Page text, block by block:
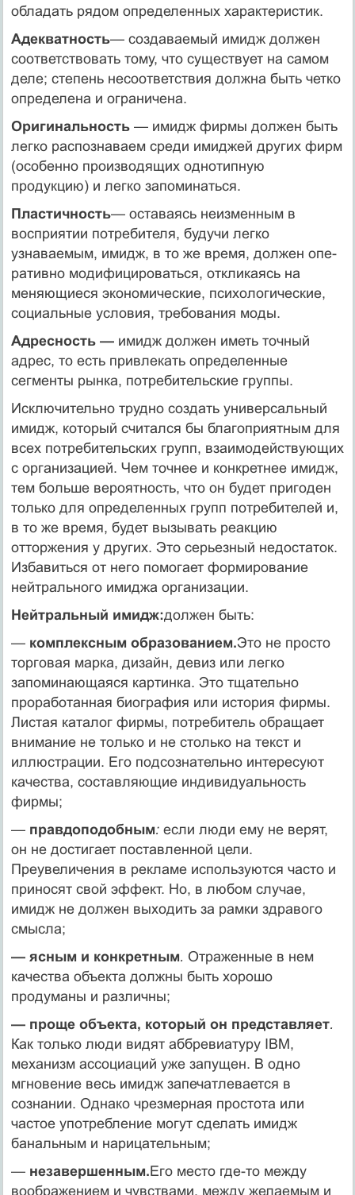
обладать рядом определенных характеристик.
Адекватность— создаваемый имидж должен
соответствовать тому, что существует на самом
деле; степень несоответствия должна быть четко
определена и ограничена.
Оригинальность— имидж фирмы должен быть
легко распо­знаваем среди имиджей других фирм
(особенно производящих однотипную
продукцию) и легко запоминаться.
Пластичность— оставаясь неизменным в
восприятии потреби­теля, будучи легко
узнаваемым, имидж, в то же время, должен опе­
ративно модифицироваться, откликаясь на
меняющиеся экономиче­ские, психологические,
социальные условия, требования моды.
Адресность —имидж должен иметь точный
адрес, то есть при­влекать определенные
сегменты рынка, потребительские группы.
Исключительно трудно создать универсальный
имидж, кото­рый считался бы благоприятным для
всех потребительских групп, взаимодействующих
с организацией. Чем точнее и кон­кретнее имидж,
тем больше вероятность, что он будет пригоден
только для определенных групп потребителей и,
в то же время, будет вызывать реакцию
отторжения у других. Это серьезный недостаток.
Избавиться от него помогает формирование
нейтраль­ного имиджа организации.
Нейтральный имидж:должен быть:
— комплексным образованием.Это не просто
торговая марка, дизайн, девиз или легко
запоминающаяся картинка. Это тщатель­но
проработанная биография или история фирмы.
Листая каталог фирмы, потребитель обращает
внимание не только и не столько на текст и
иллюстрации. Его подсознательно интересуют
качества, составляющие индивидуальность
фирмы;
— правдоподобным: если люди ему не верят,
он не достигает поставленной цели.
Преувеличения в рекламе используются часто и
приносят свой эффект. Но, в любом случае,
имидж не должен выходить за рамки здравого
смысла;
— ясным и конкретным. Отраженные в нем
качества объекта должны быть хорошо
продуманы и различны;
— проще объекта, который он представляет.
Как только лю­ди видят аббревиатуру IBM,
механизм ассоциаций уже запущен. В одно
мгновение весь имидж запечатлевается в
сознании. Од­нако чрезмерная простота или
частое употребление могут сде­лать имидж
банальным и нарицательным;
— незавершенным.Его место где-то между
воображением и чувствами, между желаемым и